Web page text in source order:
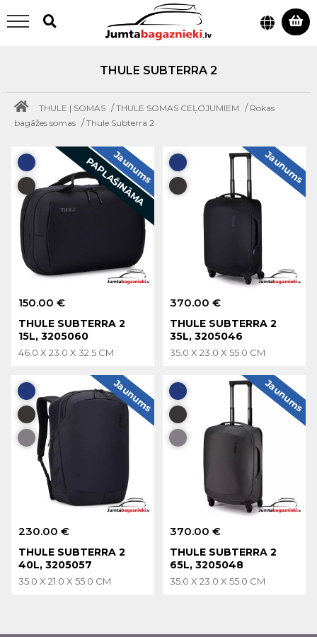
THULE SUBTERRA 2
THULE | SOMAS /THULE SOMAS CEĻOJUMIEM / Rokas
bagāžes somas /Thule Subterra 2
150.00 €
THULE SUBTERRA 2
15L, 3205060
46.0 X 23.0 X 32.5 CM
Jaunums
PAPLAŠINĀMA
370.00 €
THULE SUBTERRA 2
35L, 3205046
35.0 X 23.0 X 55.0 CM
Jaunums
230.00 €
THULE SUBTERRA 2
40L, 3205057
35.0 X 21.0 X 55.0 CM
Jaunums
370.00 €
THULE SUBTERRA 2
65L, 3205048
35.0 X 23.0 X 55.0 CM
Jaunums